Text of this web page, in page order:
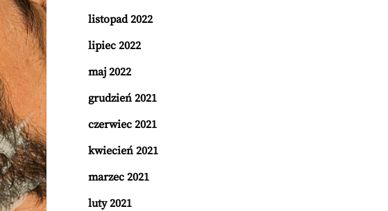
listopad 2022
lipiec 2022
maj 2022
grudzień 2021
czerwiec 2021
kwiecień 2021
marzec 2021
luty 2021